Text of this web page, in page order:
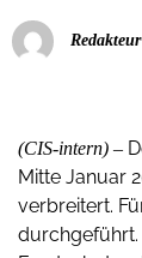
Redakteur
(CIS-intern) –
Mitte Januar
verbreitert.
durchgeführt.